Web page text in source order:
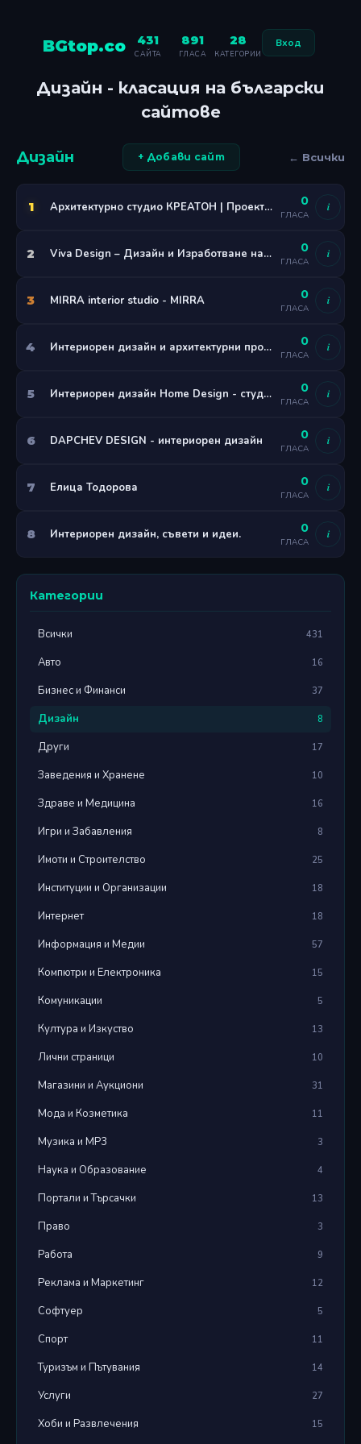
BGtop.co 431
САЙТА
891
ГЛАСА
28
КАТЕГОРИИ
Вход
Дизайн - класация на български
сайтове
Категории
Всички 431
Авто 16
Бизнес и Финанси 37
Дизайн 8
Други 17
Заведения и Хранене 10
Здраве и Медицина 16
Игри и Забавления 8
Имоти и Строителство 25
Институции и Организации 18
Интернет 18
Информация и Медии 57
Компютри и Електроника 15
Комуникации 5
Култура и Изкуство 13
Лични страници 10
Магазини и Аукциони 31
Мода и Козметика 11
Музика и MP3 3
Наука и Образование 4
Портали и Търсачки 13
Право 3
Работа 9
Реклама и Маркетинг 12
Софтуер 5
Спорт 11
Туризъм и Пътувания 14
Услуги 27
Хоби и Развлечения 15
Дизайн + Добави сайт ← Всички
1 Архитектурно студио КРЕАТОН | Проектиране и дизайн 0
ГЛАСА
i
2 Viva Design – Дизайн и Изработване на Мебели по Поръчка 0
ГЛАСА
i
3 MIRRA interior studio - MIRRA 0
ГЛАСА
i
4 Интериорен дизайн и архитектурни проекти Варна 0
ГЛАСА
i
5 Интериорен дизайн Home Design - студио за интериорен дизайн 0
ГЛАСА
i
6 DAPCHEV DESIGN - интериорен дизайн 0
ГЛАСА
i
7 Елица Тодорова 0
ГЛАСА
i
8 Интериорен дизайн, съвети и идеи. 0
ГЛАСА
i